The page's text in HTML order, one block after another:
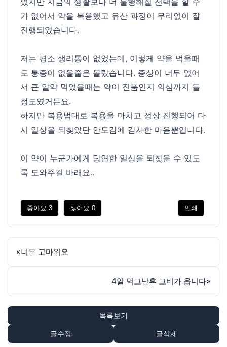
가 없어서 약을 복용했고 유산 과정이 무리없이 잘
진행되었습니다.
저는 평소 생리통이 없었는데, 이렇게 약을 먹을때
도 통증이 없을줄은 몰랐습니다. 증상이 너무 없어
서 큰 알약 먹었을때는 약이 진품인지 의심까지 들
정도였거든요.
하지만 복용법대로 복용을 마치고 정상 진행되어 다
시 일상을 되찾았단 안도감에 감사한 마음뿐입니다.
이 약이 누군가에게 당연한 일상을 되찾을 수 있도
록 도와주길 바래요..
좋아요 3 싫어요 0 인쇄
«너무 고마워요
4알 먹고난후 고비가 옵니다»
목록보기
글수정 글삭제